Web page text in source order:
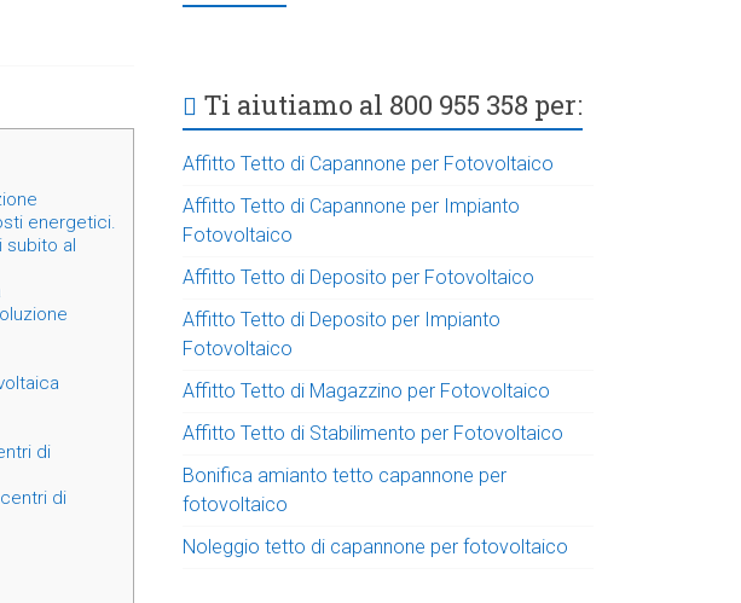
energetici.
subito al
di
di
Ti aiutiamo al 800 955 358 per:
Affitto Tetto di Capannone per Fotovoltaico
Affitto Tetto di Capannone per Impianto
Fotovoltaico
Affitto Tetto di Deposito per Fotovoltaico
Affitto Tetto di Deposito per Impianto
Fotovoltaico
Affitto Tetto di Magazzino per Fotovoltaico
Affitto Tetto di Stabilimento per Fotovoltaico
Bonifica amianto tetto capannone per
fotovoltaico
Noleggio tetto di capannone per fotovoltaico